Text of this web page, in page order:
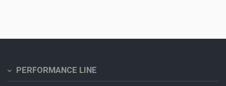
PERFORMANCE LINE